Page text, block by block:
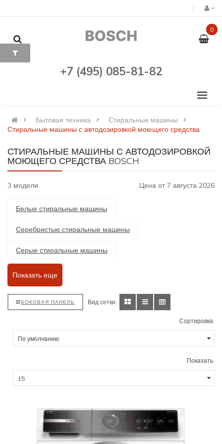
0
+7 (495) 085-81-82
Бытовая техника
Стиральные машины
Стиральные машины с автодозировкой моющего средства
СТИРАЛЬНЫЕ МАШИНЫ С АВТОДОЗИРОВКОЙ
МОЮЩЕГО СРЕДСТВА BOSCH
3 модели Цена от 7 августа 2026
Белые стиральные машины
Серебристые стиральные машины
Серые стиральные машины
Встраиваемые стиральные машины
Отдельностоящие стиральные машины
Стиральные машины с сушкой
Стиральные машины с классом энергопотребления А
Класс А+++
Стиральные машины с загрузкой 5 кг
С загрузкой 6 кг С загрузкой 6,5 кг
Показать еще
БОКОВАЯ ПАНЕЛЬ Вид сетки:
Сортировка:
Показать: